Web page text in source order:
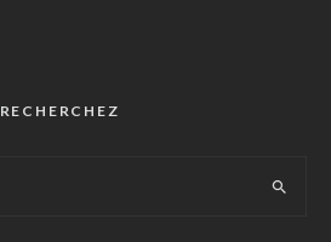
RECHERCHEZ